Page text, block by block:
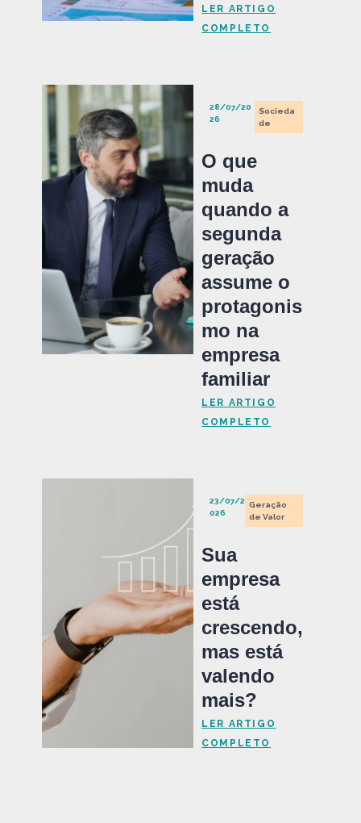
LER ARTIGO
COMPLETO
28/07/20
26
Socieda
de
O que
muda
quando a
segunda
geração
assume o
protagonis
mo na
empresa
familiar
LER ARTIGO
COMPLETO
23/07/2
026
Geração
de Valor
Sua
empresa
está
crescendo,
mas está
valendo
mais?
LER ARTIGO
COMPLETO